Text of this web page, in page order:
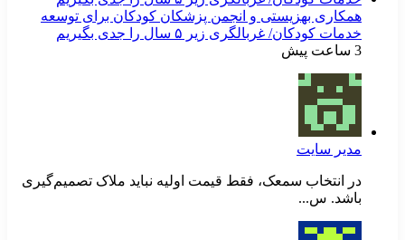
همکاری بهزیستی و انجمن پزشکان کودکان برای توسعه
خدمات کودکان/ غربالگری زیر ۵ سال را جدی بگیریم
3 ساعت پیش
مدیر سایت
در انتخاب سمعک، فقط قیمت اولیه نباید ملاک تصمیم‌گیری
باشد. س...